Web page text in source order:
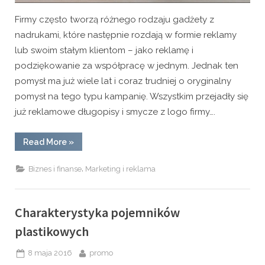
Firmy często tworzą różnego rodzaju gadżety z
nadrukami, które następnie rozdają w formie reklamy
lub swoim stałym klientom – jako reklamę i
podziękowanie za współpracę w jednym. Jednak ten
pomysł ma już wiele lat i coraz trudniej o oryginalny
pomysł na tego typu kampanię. Wszystkim przejadły się
już reklamowe długopisy i smycze z logo firmy….
Read More“Słodycze
jako
»
Biznes i finanse, Marketing i reklama
Charakterystyka pojemników
plastikowych
Posted
8 maja 2016 By
promo